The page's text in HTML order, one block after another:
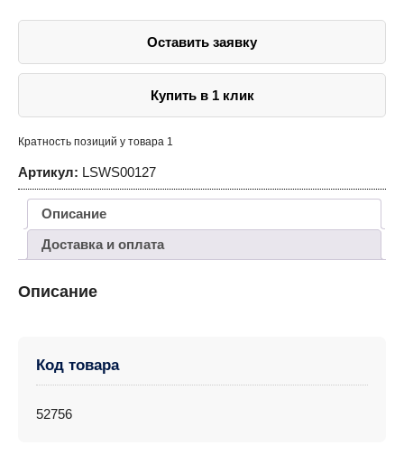
для
27
Оставить заявку
Купить в 1 клик
Кратность позиций у товара 1
Артикул: LSWS00127
Описание
Доставка и оплата
Описание
Код товара
52756